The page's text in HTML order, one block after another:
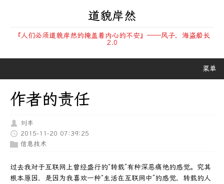
道貌岸然
『人们必须道貌岸然的掩盖着内心的不安』——风子，海盗船长
2.0
菜单
作者的责任
刘丰
2015-11-20 07:39:25
信息技术
过去我对于互联网上曾经盛行的“转载”有种深恶痛绝的感觉。究其
根本原因，是因为我喜欢一种“生活在互联网中”的感觉，转载的人